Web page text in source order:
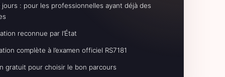
jours : pour les professionnelles ayant déjà des
reconnue par l’État
complète à l’examen officiel RS7181
gratuit pour choisir le bon parcours